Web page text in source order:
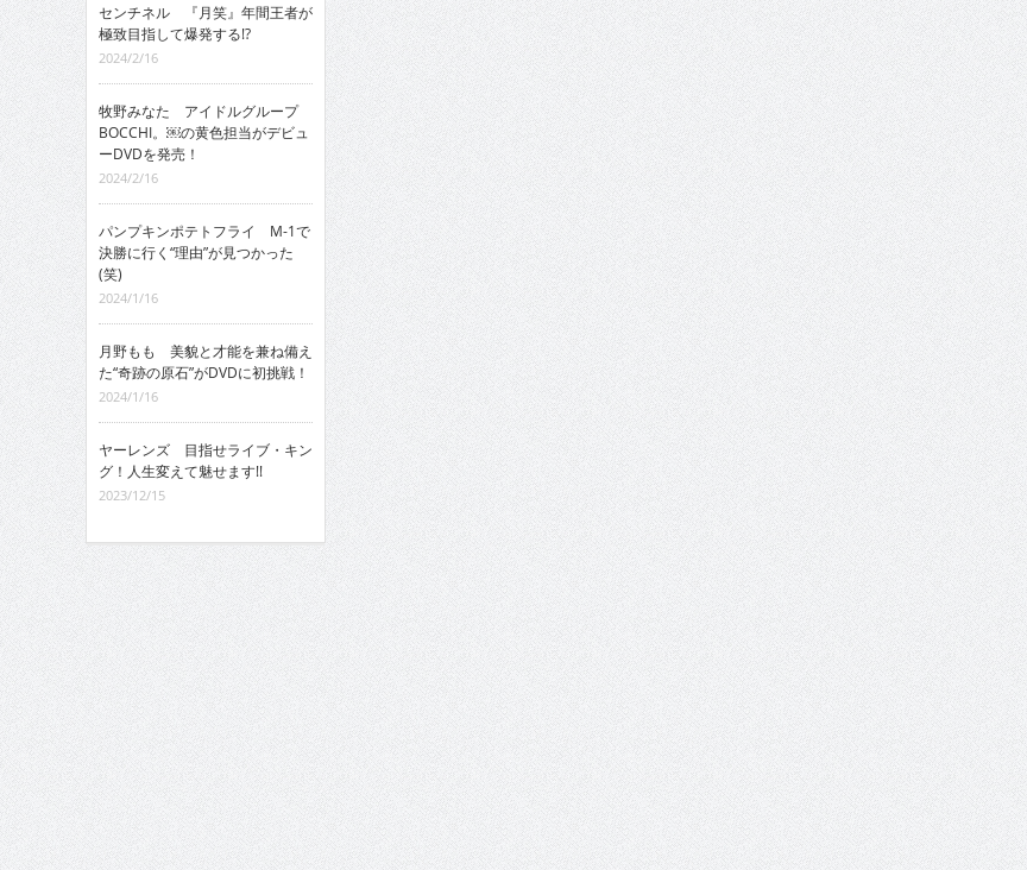
センチネル 『月笑』年間王者が
極致目指して爆発する!?
2024/2/16
牧野みなた アイドルグループ
BOCCHI。￼の黄色担当がデビュ
ーDVDを発売！
2024/2/16
パンプキンポテトフライ M-1で
決勝に行く“理由”が見つかった
(笑)
2024/1/16
月野もも 美貌と才能を兼ね備え
た“奇跡の原石”がDVDに初挑戦！
2024/1/16
ヤーレンズ 目指せライブ・キン
グ！人生変えて魅せます!!
2023/12/15